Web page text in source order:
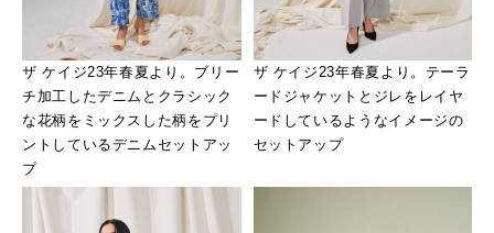
ザ ケイジ23年春夏より。ブリー
チ加工したデニムとクラシック
な花柄をミックスした柄をプリ
ントしているデニムセットアッ
プ
ザ ケイジ23年春夏より。テーラ
ードジャケットとジレをレイヤ
ードしているようなイメージの
セットアップ